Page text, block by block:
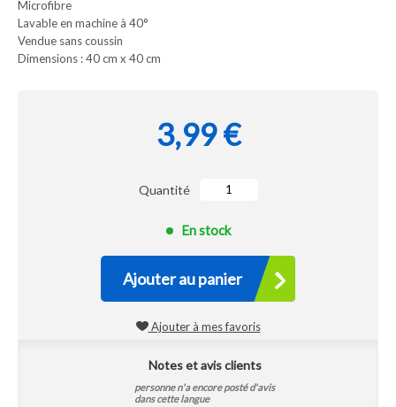
Microfibre
Lavable en machine à 40°
Vendue sans coussin
Dimensions : 40 cm x 40 cm
3,99 €
Quantité
En stock
Ajouter au panier
Ajouter à mes favoris
Notes et avis clients
personne n'a encore posté d'avis
dans cette langue